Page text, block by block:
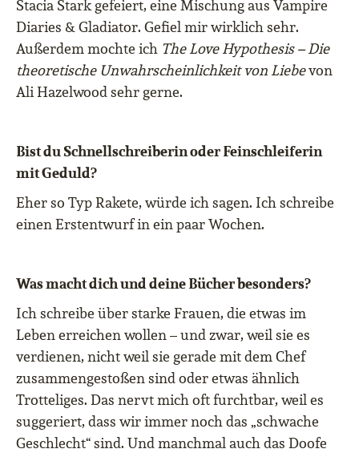
Stacia Stark gefeiert, eine Mischung aus Vampire
Diaries & Gladiator. Gefiel mir wirklich sehr.
Außerdem mochte ich The Love Hypothesis – Die
theoretische Unwahrscheinlichkeit von Liebevon
Ali Hazelwood sehr gerne.
Bist du Schnellschreiberin oder Feinschleiferin
mit Geduld?
Eher so Typ Rakete, würde ich sagen. Ich schreibe
einen Erstentwurf in ein paar Wochen.
Was macht dich und deine Bücher besonders?
Ich schreibe über starke Frauen, die etwas im
Leben erreichen wollen – und zwar, weil sie es
verdienen, nicht weil sie gerade mit dem Chef
zusammengestoßen sind oder etwas ähnlich
Trotteliges. Das nervt mich oft furchtbar, weil es
suggeriert, dass wir immer noch das „schwache
Geschlecht“ sind. Und manchmal auch das Doofe